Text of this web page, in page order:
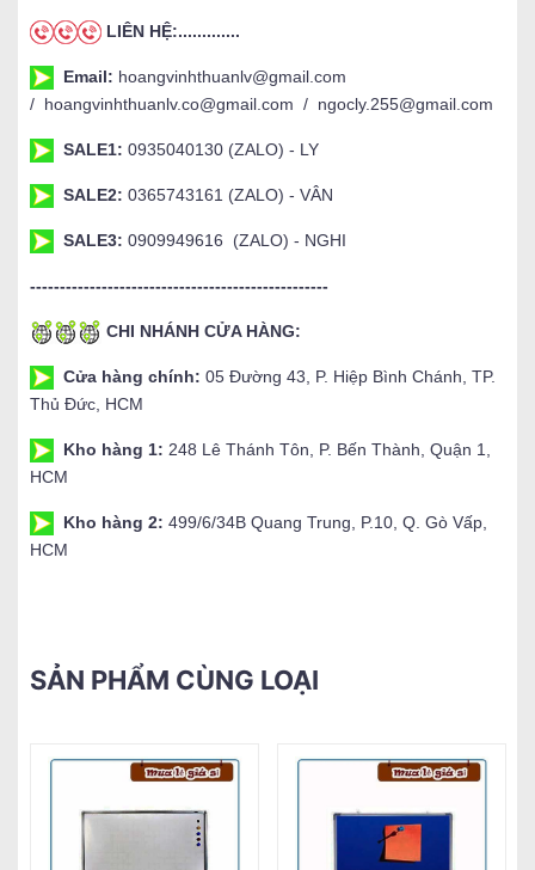
LIÊN HỆ:.............
Email: hoangvinhthuanlv@gmail.com
/ hoangvinhthuanlv.co@gmail.com / ngocly.255@gmail.com
SALE1: 0935040130 (ZALO) - LY
SALE2: 0365743161 (ZALO) - VÂN
SALE3: 0909949616 (ZALO) - NGHI
--------------------------------------------------
CHI NHÁNH CỬA HÀNG:
Cửa hàng chính: 05 Đường 43, P. Hiệp Bình Chánh, TP.
Thủ Đức, HCM
Kho hàng 1: 248 Lê Thánh Tôn, P. Bến Thành, Quận 1,
HCM
Kho hàng 2: 499/6/34B Quang Trung, P.10, Q. Gò Vấp,
HCM
SẢN PHẨM CÙNG LOẠI